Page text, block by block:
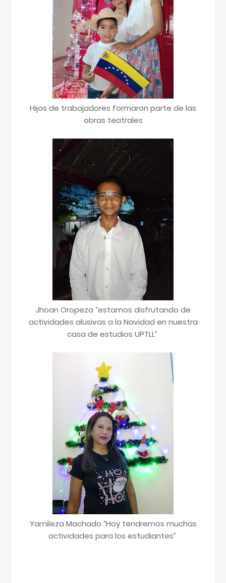
Hijos de trabajadores formaron parte de las
obras teatrales
Jhoan Oropeza “estamos disfrutando de
actividades alusivas a la Navidad en nuestra
casa de estudios UPTLL”
Yamileza Machado “Hoy tendremos muchas
actividades para los estudiantes”